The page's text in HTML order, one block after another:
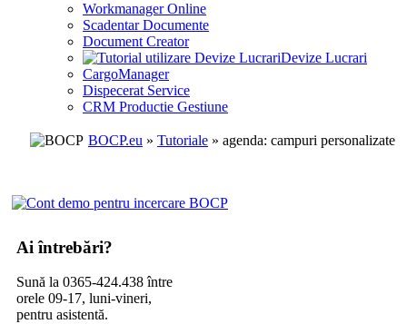
Workmanager Online
Scadentar Documente
Document Creator
Devize Lucrari
CargoManager
Dispecerat Service
CRM Productie Gestiune
BOCP.eu » Tutoriale » agenda: campuri personalizate
Ai întrebări?
Sună la 0365-424.438 între
orele 09-17, luni-vineri,
pentru asistentă.